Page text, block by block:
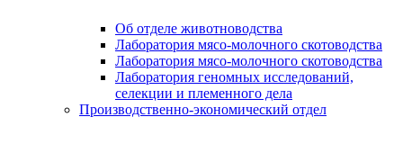
Об отделе животноводства
Лаборатория мясо-молочного скотоводства
Лаборатория мясо-молочного скотоводства
Лаборатория геномных исследований,
селекции и племенного дела
Производственно-экономический отдел